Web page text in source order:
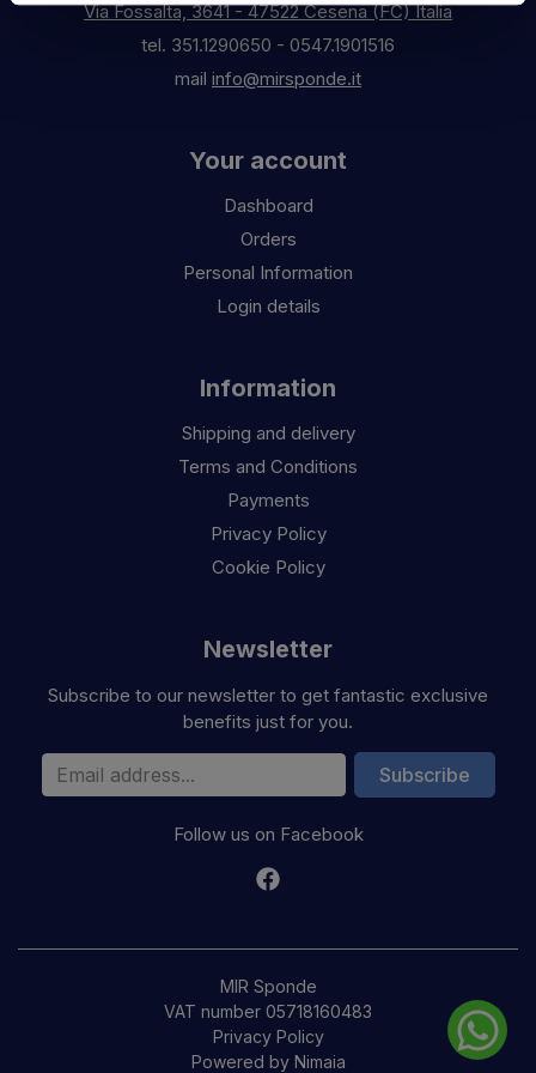
Via Fossalta, 3641 - 47522 Cesena (FC) Italia
tel. 351.1290650 - 0547.1901516
mail info@mirsponde.it
Your account
Dashboard
Orders
Personal Information
Login details
Information
Shipping and delivery
Terms and Conditions
Payments
Privacy Policy
Cookie Policy
Newsletter
Subscribe to our newsletter to get fantastic exclusive
benefits just for you.
Email Address Subscribe
Follow us on Facebook
MIR Sponde
VAT number 05718160483
Privacy Policy
Powered by Nimaia